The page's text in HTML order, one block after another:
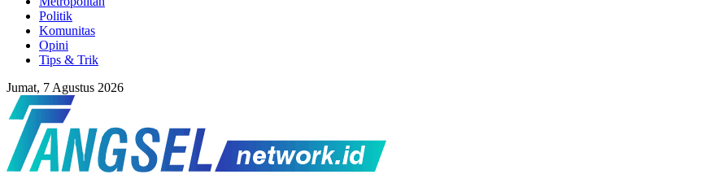
Politik
Komunitas
Opini
Tips & Trik
Jumat, 7 Agustus 2026